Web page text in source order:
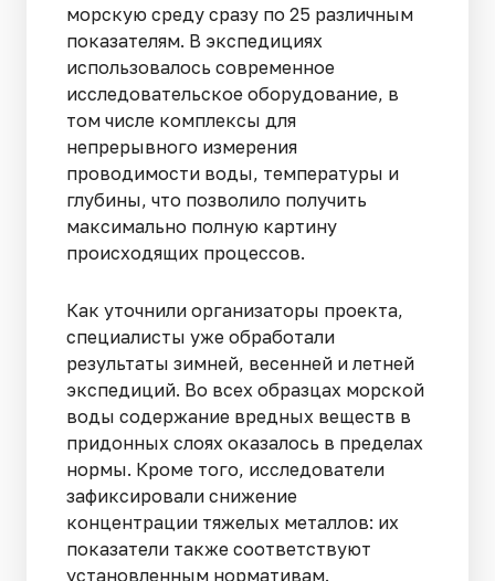
морскую среду сразу по 25 различным
показателям. В экспедициях
использовалось современное
исследовательское оборудование, в
том числе комплексы для
непрерывного измерения
проводимости воды, температуры и
глубины, что позволило получить
максимально полную картину
происходящих процессов.
Как уточнили организаторы проекта,
специалисты уже обработали
результаты зимней, весенней и летней
экспедиций. Во всех образцах морской
воды содержание вредных веществ в
придонных слоях оказалось в пределах
нормы. Кроме того, исследователи
зафиксировали снижение
концентрации тяжелых металлов: их
показатели также соответствуют
установленным нормативам.